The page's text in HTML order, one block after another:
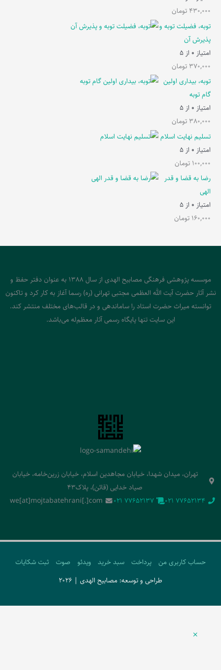
430,000 تومان
توبه، فضیلت توبه و
پذیرش آن
امتیاز 0 از 5
370,000 تومان
توبه، بیداری اولین
گام توبه
امتیاز 0 از 5
380,000 تومان
تسلیم نهایت اسلام
امتیاز 0 از 5
100,000 تومان
رضا به قضا و قدر
الهی
امتیاز 0 از 5
160,000 تومان
موسسه پژوهشی فرهنگی مصابیح الهدی از سال 1388 به عنوان دفتر حفظ و
نشر آثار حضرت آیت الله العظمی مجتبی تهرانی (ره) رسما آغاز به کار کرد و تاکنون
توانسته میراث حضرت استاد را ساماندهی و در قالب‌های مختلف منتشر کند.
این سایت تنها پایگاه رسمی آثار معظم‌له می‌باشد.
تهران، میدان شهدا، خیابان مجاهدین اسلام، خیابان زرین‌خامه، خیابان
صیاد خدایی (قائن)، پلاک43
‭021 77652134‬
‭021 77652137‬
we[at]mojtabatehrani[.]com
حساب کاربری من پرداخت سبد خرید ویدئو صوت
ثبت شکایات
طراحی و توسعه: مصابیح الهدی | 2026